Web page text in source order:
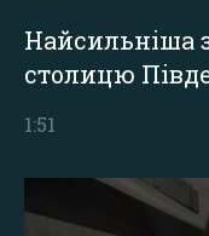
Найсильніша
столицю
1:51